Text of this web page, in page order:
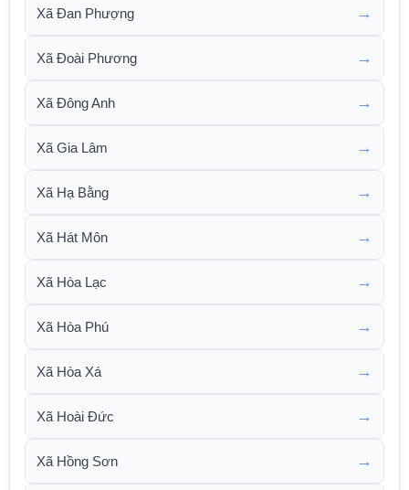
Xã Đan Phượng →
Xã Đoài Phương →
Xã Đông Anh →
Xã Gia Lâm →
Xã Hạ Bằng →
Xã Hát Môn →
Xã Hòa Lạc →
Xã Hòa Phú →
Xã Hòa Xá →
Xã Hoài Đức →
Xã Hồng Sơn →